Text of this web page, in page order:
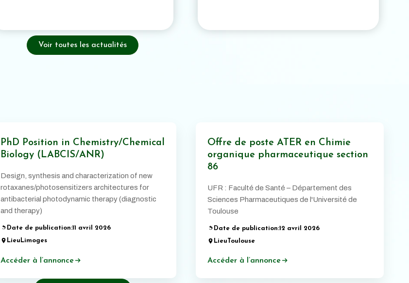
Voir toutes les actualités
PhD Position in Chemistry/Chemical
Biology (LABCIS/ANR)
Design, synthesis and characterization of new
rotaxanes/photosensitizers architectures for
antibacterial photodynamic therapy (diagnostic
and therapy)
Date de publication:11 avril 2026
Lieu Limoges
Accéder à l’annonce
Offre de poste ATER en Chimie
organique pharmaceutique section
86
UFR : Faculté de Santé – Département des
Sciences Pharmaceutiques de l'Université de
Toulouse
Date de publication:12 avril 2026
LieuToulouse
Accéder à l’annonce